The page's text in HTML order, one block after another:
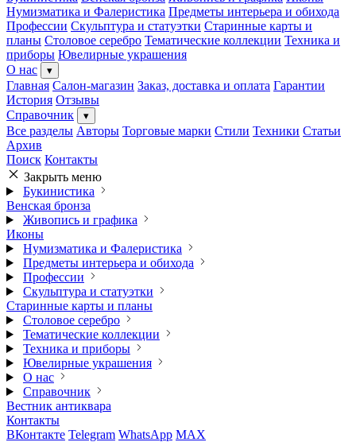
Нумизматика и Фалеристика Предметы интерьера и обихода
Профессии Скульптура и статуэтки Старинные карты и
планы Столовое серебро Тематические коллекции Техника и
приборы Ювелирные украшения
О нас
▾
Главная Салон-магазин Заказ, доставка и оплата Гарантии
История Отзывы
Справочник
▾
Все разделы Авторы Торговые марки Стили Техники Статьи
Архив
Поиск Контакты
Закрыть меню
Букинистика
Венская бронза
Живопись и графика
Иконы
Нумизматика и Фалеристика
Предметы интерьера и обихода
Профессии
Скульптура и статуэтки
Старинные карты и планы
Столовое серебро
Тематические коллекции
Техника и приборы
Ювелирные украшения
О нас
Справочник
Вестник антиквара
Контакты
ВКонтакте Telegram WhatsApp MAX